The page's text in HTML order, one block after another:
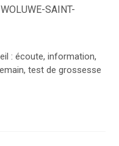
SAINT-
: écoute, information,
test de grossesse